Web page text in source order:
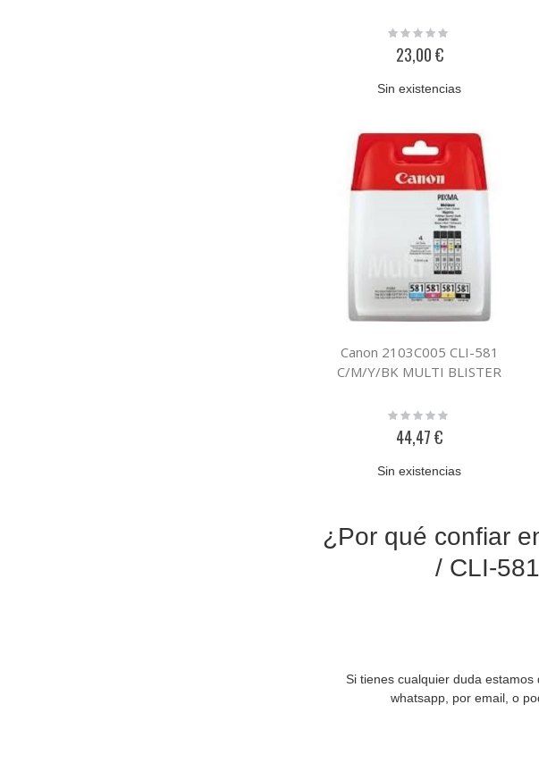
Rating:
23,00 €
Sin existencias
Canon 2103C005 CLI-581
C/M/Y/BK MULTI BLISTER
Rating:
44,47 €
Sin existencias
¿Por qué confiar
/ CLI-
Si tienes cualquier duda
whatsapp, por email, o